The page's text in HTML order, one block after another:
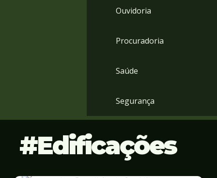
Ouvidoria
Procuradoria
Saúde
Segurança
Edificações